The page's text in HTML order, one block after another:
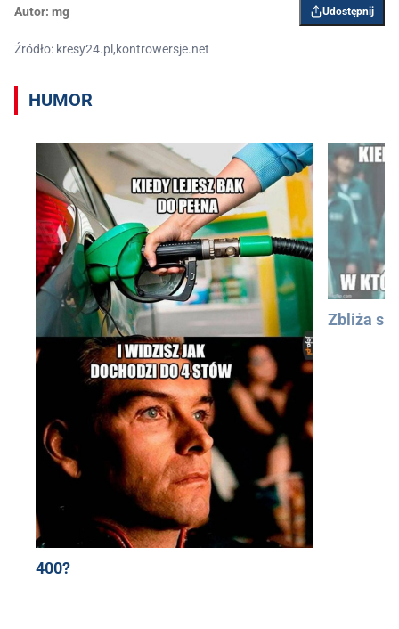
Autor: mg Udostępnij
Źródło: kresy24.pl,kontrowersje.net
HUMOR
400?
Zbliża się